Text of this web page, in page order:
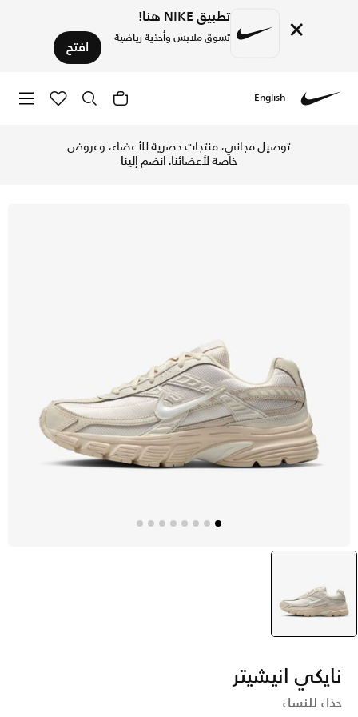
× تطبيق NIKE هنا!
تسوق ملابس وأحذية رياضية افتح
English
توصيل مجاني، منتجات حصرية للأعضاء، وعروض
خاصة لأعضائنا.انضم إلينا
selected
أبيض
نايكي انيشيتر
حذاء للنساء